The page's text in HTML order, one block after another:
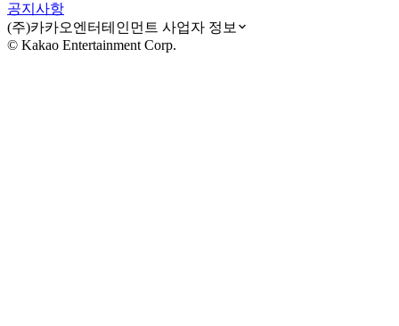
공지사항
(주)카카오엔터테인먼트 사업자 정보
© Kakao Entertainment Corp.